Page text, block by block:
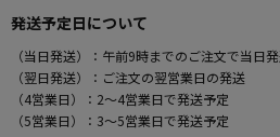
発送予定日について
（当日発送）：午前9時までのご注文で当日
（翌日発送）：ご注文の翌営業日の発送
（4営業日）：2～4営業日で発送予定
（5営業日）：3～5営業日で発送予定